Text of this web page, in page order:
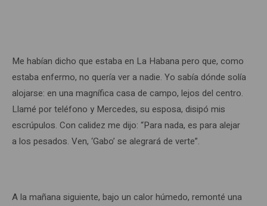
Me habían dicho que estaba en La Habana pero que, como
estaba enfermo, no quería ver a nadie. Yo sabía dónde solía
alojarse: en una magnífica casa de campo, lejos del centro.
Llamé por teléfono y Mercedes, su esposa, disipó mis
escrúpulos. Con calidez me dijo: “Para nada, es para alejar
a los pesados. Ven, ‘Gabo’ se alegrará de verte”.
A la mañana siguiente, bajo un calor húmedo, remonté una